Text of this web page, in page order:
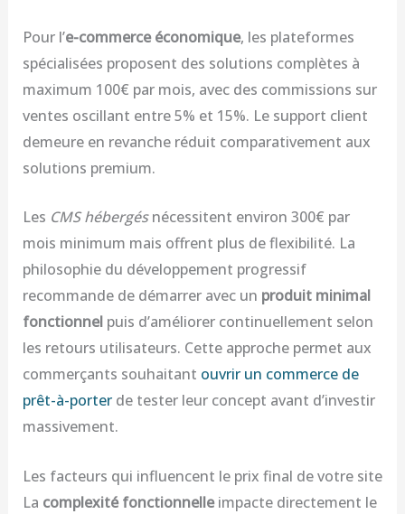
Pour l’e-commerce économique, les plateformes
spécialisées proposent des solutions complètes à
maximum 100€ par mois, avec des commissions sur
ventes oscillant entre 5% et 15%. Le support client
demeure en revanche réduit comparativement aux
solutions premium.
Les CMS hébergésnécessitent environ 300€ par
mois minimum mais offrent plus de flexibilité. La
philosophie du développement progressif
recommande de démarrer avec un produit minimal
fonctionnelpuis d’améliorer continuellement selon
les retours utilisateurs. Cette approche permet aux
commerçants souhaitant ouvrir un commerce de
prêt-à-porterde tester leur concept avant d’investir
massivement.
Les facteurs qui influencent le prix final de votre site
La complexité fonctionnelleimpacte directement le